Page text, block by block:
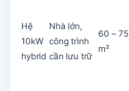
Hệ
10kW
hybrid
Nhà lớn,
công trình
cần lưu trữ
60 – 75
m²